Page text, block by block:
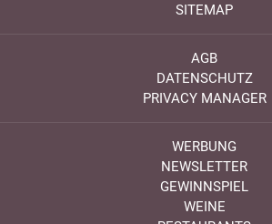
SITEMAP
AGB
DATENSCHUTZ
PRIVACY MANAGER
WERBUNG
NEWSLETTER
GEWINNSPIEL
WEINE